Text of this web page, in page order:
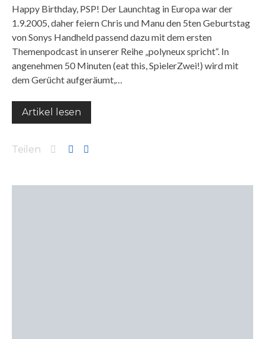
Happy Birthday, PSP! Der Launchtag in Europa war der
1.9.2005, daher feiern Chris und Manu den 5ten Geburtstag
von Sonys Handheld passend dazu mit dem ersten
Themenpodcast in unserer Reihe „polyneux spricht“. In
angenehmen 50 Minuten (eat this, SpielerZwei!) wird mit
dem Gerücht aufgeräumt,…
Artikel lesen
Teilen